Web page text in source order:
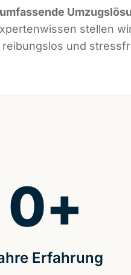
umfassende
stellen
reibungslos und
Erfahrung
0+